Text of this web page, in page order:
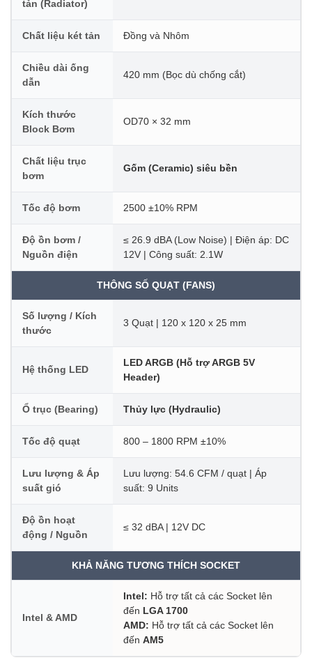
tản (Radiator)
Chất liệu két tản Đồng và Nhôm
Chiều dài ống
dẫn
420 mm (Bọc dù chống cắt)
Kích thước
Block Bơm
OD70 × 32 mm
Chất liệu trục
bơm
Gốm (Ceramic) siêu bền
Tốc độ bơm 2500 ±10% RPM
Độ ồn bơm /
Nguồn điện
≤ 26.9 dBA (Low Noise) | Điện áp: DC
12V | Công suất: 2.1W
THÔNG SỐ QUẠT (FANS)
Số lượng / Kích
thước
3 Quạt | 120 x 120 x 25 mm
Hệ thống LED
LED ARGB (Hỗ trợ ARGB 5V
Header)
Ổ trục (Bearing) Thủy lực (Hydraulic)
Tốc độ quạt 800 – 1800 RPM ±10%
Lưu lượng & Áp
suất gió
Lưu lượng: 54.6 CFM / quạt | Áp
suất: 9 Units
Độ ồn hoạt
động / Nguồn
≤ 32 dBA | 12V DC
KHẢ NĂNG TƯƠNG THÍCH SOCKET
Intel & AMD
Intel: Hỗ trợ tất cả các Socket lên
đến LGA 1700
AMD: Hỗ trợ tất cả các Socket lên
đến AM5